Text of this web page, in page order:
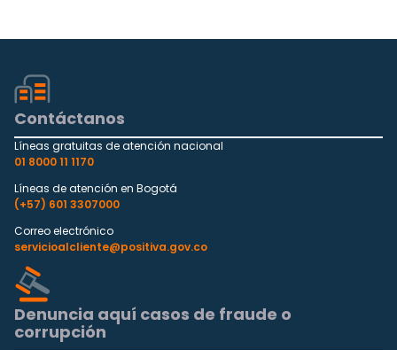
Contáctanos
Líneas gratuitas de atención nacional
01 8000 11 1170
Líneas de atención en Bogotá
(+57) 601 3307000
Correo electrónico
servicioalcliente@positiva.gov.co
Denuncia aquí casos de fraude o
corrupción